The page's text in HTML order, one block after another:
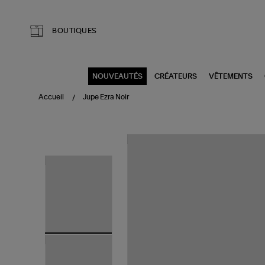
BOUTIQUES
NOUVEAUTÉS CRÉATEURS VÊTEMENTS
Accueil Jupe Ezra Noir